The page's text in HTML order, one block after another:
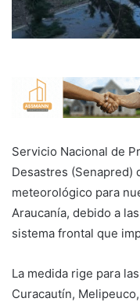
Servicio Nacional de
Desastres (Senapred)
meteorológico para
Araucanía, debido a
sistema frontal que
La medida rige para
Curacautín,